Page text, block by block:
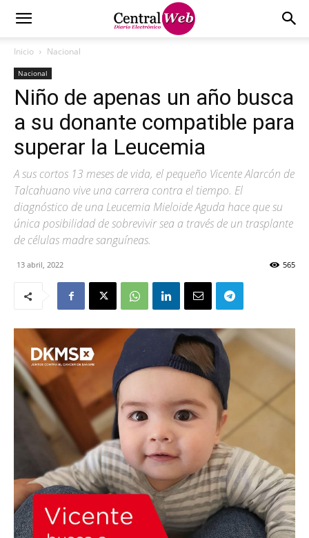
Inicio Nacional
Nacional
Niño de apenas un año busca
a su donante compatible para
superar la Leucemia
A sus cortos 13 meses de vida, el pequeño Vicente Alarcón de
Talcahuano vive una carrera contra el tiempo. El
diagnóstico de una Leucemia Mieloide Aguda hace que su
única posibilidad de sobrevivir sea a través de un trasplante
de células madre sanguíneas.
13 abril, 2022 565